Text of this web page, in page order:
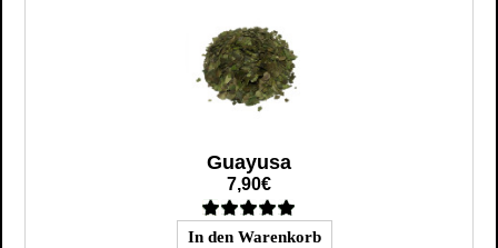
Guayusa
7,90€